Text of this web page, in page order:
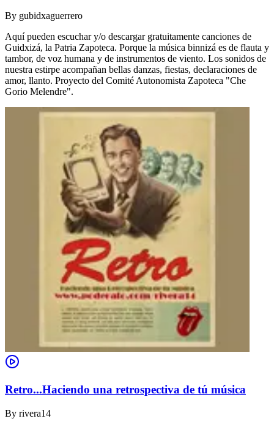
By gubidxaguerrero
Aquí pueden escuchar y/o descargar gratuitamente canciones de
Guidxizá, la Patria Zapoteca. Porque la música binnizá es de flauta y
tambor, de voz humana y de instrumentos de viento. Los sonidos de
nuestra estirpe acompañan bellas danzas, fiestas, declaraciones de
amor, llanto. Proyecto del Comité Autonomista Zapoteca "Che
Gorio Melendre".
Retro...Haciendo una retrospectiva de tú música
By rivera14